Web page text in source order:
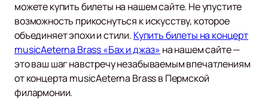
можете купить билеты на нашем сайте. Не упустите
возможность прикоснуться к искусству, которое
объединяет эпохи и стили. Купить билеты на концерт
musicAeterna Brass «Бах и джаз» на нашем сайте —
это ваш шаг навстречу незабываемым впечатлениям
от концерта musicAeterna Brass в Пермской
филармонии.